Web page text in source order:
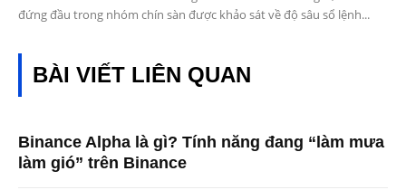
đứng đầu trong nhóm chín sàn được khảo sát về độ sâu sổ lệnh...
BÀI VIẾT LIÊN QUAN
Binance Alpha là gì? Tính năng đang “làm mưa
làm gió” trên Binance